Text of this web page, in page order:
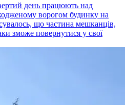
день працюють над
ворогом будинку на
що частина мешканців,
зможе повернутися у свої